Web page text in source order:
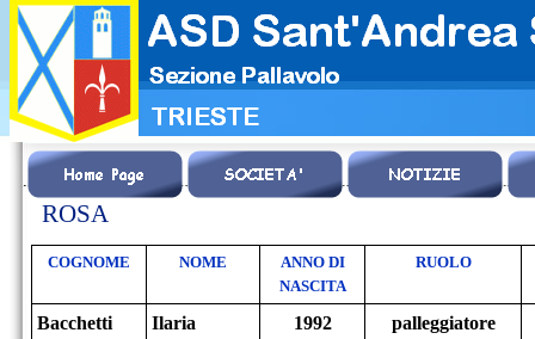
ROSA
COGNOME NOME
ANNO DI
NASCITA
RUOLO
Bacchetti
Ilaria
1992
palleggiatore